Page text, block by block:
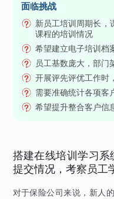
面临挑战
新员工培训周期长，
课程的培训情况
希望建立电子培训档
员工基数庞大，部门
开展评先评优工作时
需要准确统计各项客
希望提升整合客户信
搭建在线培训学习
提交情况，考察员工
对于保险公司来说，新人